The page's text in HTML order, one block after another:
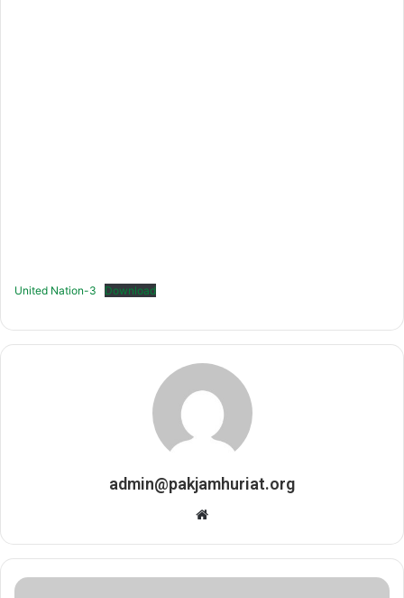
United Nation-3 Download
admin@pakjamhuriat.org
Website